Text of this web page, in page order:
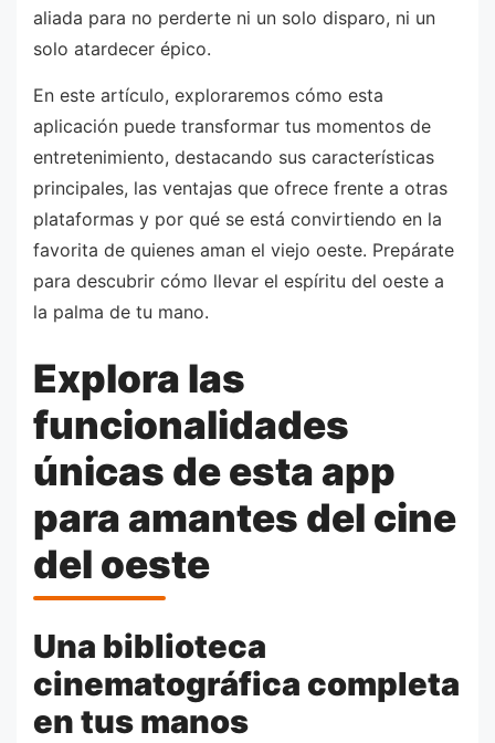
aliada para no perderte ni un solo disparo, ni un
solo atardecer épico.
En este artículo, exploraremos cómo esta
aplicación puede transformar tus momentos de
entretenimiento, destacando sus características
principales, las ventajas que ofrece frente a otras
plataformas y por qué se está convirtiendo en la
favorita de quienes aman el viejo oeste. Prepárate
para descubrir cómo llevar el espíritu del oeste a
la palma de tu mano.
Explora las
funcionalidades
únicas de esta app
para amantes del cine
del oeste
Una biblioteca
cinematográfica completa
en tus manos